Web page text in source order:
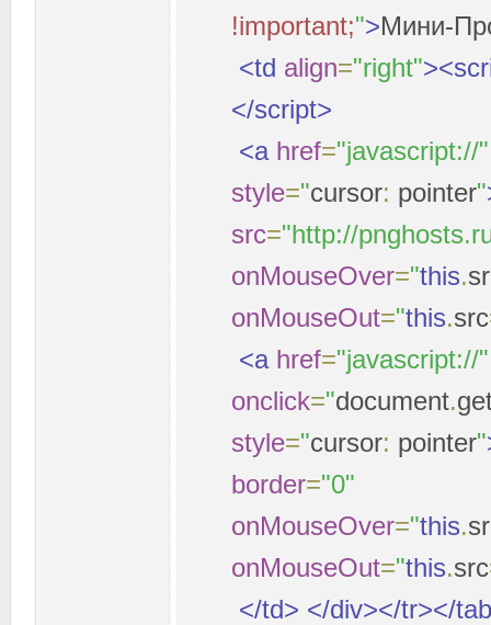
!important;">Мини-
<td align="right"
</script>
<a href="javascript://"
style="cursor: pointer"
src="http://
onMouseOver="this.
onMouseOut="this.src
<a href="javascript://"
onclick="document.
style="cursor: pointer"
border="0"
onMouseOver="this.
onMouseOut="this.src
</td> </div></tr></